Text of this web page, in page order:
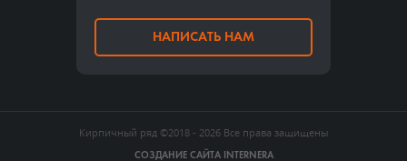
НАПИСАТЬ НАМ
Кирпичный ряд ©2018 - 2026 Все права защищены
СОЗДАНИЕ САЙТА INTERNERA